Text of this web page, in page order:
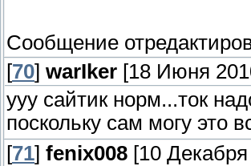
Сообщение
[70] warIker [18 Июня
ууу сайтик норм...ток
поскольку сам могу это
[71] fenix008 [10